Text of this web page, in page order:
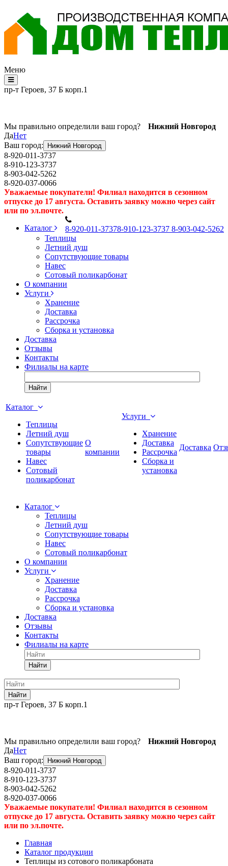
Меню
пр-т Героев, 37 Б корп.1
Мы правильно определили ваш город?
Нижний Новгород
ДаНет
Ваш город:
Нижний Новгород
8-920-011-3737
8-910-123-3737
8-903-042-5262
8-920-037-0066
Уважаемые покупатели! Филиал находится в сезонном
отпуске до 17 августа. Оставить заявку можно через сайт
или по эл.почте.
8-920-011-37378-910-123-3737 8-903-042-5262
Каталог
Теплицы
Летний душ
Сопутствующие товары
Навес
Сотовый поликарбонат
О компании
Услуги
Хранение
Доставка
Рассрочка
Сборка и установка
Доставка
Отзывы
Контакты
Филиалы на карте
Найти
Каталог
Теплицы
Летний душ
Сопутствующие
товары
Навес
Сотовый
поликарбонат
О
компании
Услуги
Хранение
Доставка
Рассрочка
Сборка и
установка
Доставка
Каталог
Теплицы
Летний душ
Сопутствующие товары
Навес
Сотовый поликарбонат
О компании
Услуги
Хранение
Доставка
Рассрочка
Сборка и установка
Доставка
Отзывы
Контакты
Филиалы на карте
Найти
Найти
пр-т Героев, 37 Б корп.1
Мы правильно определили ваш город?
Нижний Новгород
ДаНет
Ваш город:
Нижний Новгород
8-920-011-3737
8-910-123-3737
8-903-042-5262
8-920-037-0066
Уважаемые покупатели! Филиал находится в сезонном
отпуске до 17 августа. Оставить заявку можно через сайт
или по эл.почте.
Главная
Каталог продукции
Теплицы из сотового поликарбоната